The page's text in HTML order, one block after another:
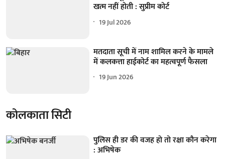
खत्म नहीं होती : सुप्रीम कोर्ट
19 Jul 2026
मतदाता सूची में नाम शामिल करने के मामले
में कलकत्ता हाईकोर्ट का महत्वपूर्ण फैसला
19 Jun 2026
कोलकाता सिटी
पुलिस ही डर की वजह हो तो रक्षा कौन करेगा
: अभिषेक